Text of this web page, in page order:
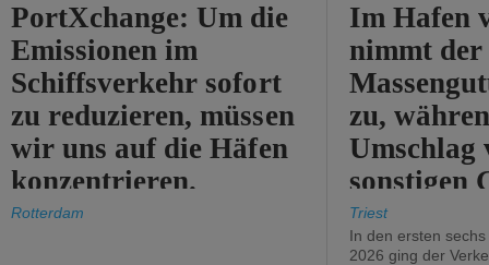
PortXchange: Um die
Emissionen im
Schiffsverkehr sofort
zu reduzieren, müssen
wir uns auf die Häfen
konzentrieren.
Rotterdam
Im Hafen
nimmt der
zu,
Umschlag
sonstigen
abnimmt.
Triest
In den ersten
2026 ging der